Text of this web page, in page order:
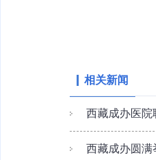
相关新闻
西藏成办医院
西藏成办圆满